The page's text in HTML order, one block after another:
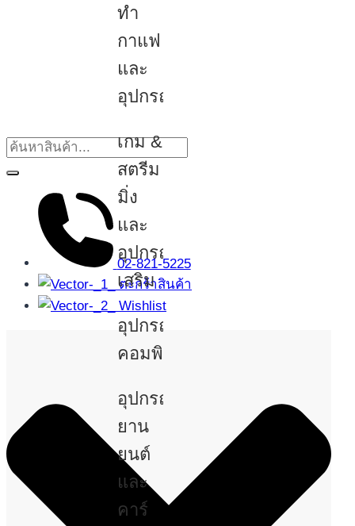
ทำ
กาแฟ
และ
อุปกรณ์
เกม &
สตรีม
มิ่ง
และ
อุปกรณ์
เสริม
อุปกรณ์
คอมพิวเตอร์
อุปกรณ์
ยาน
ยนต์
และ
คาร์
02-821-5225
ตะกร้าสินค้า
Wishlist